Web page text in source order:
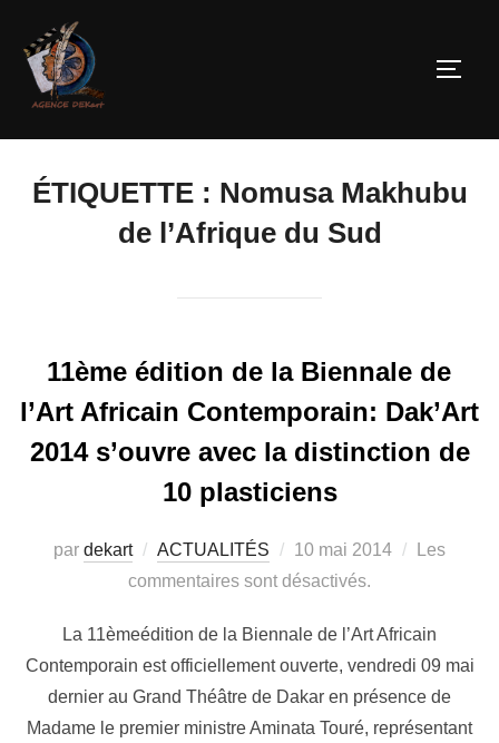
ÉTIQUETTE : Nomusa Makhubu
de l’Afrique du Sud
11ème édition de la Biennale de
l’Art Africain Contemporain: Dak’Art
2014 s’ouvre avec la distinction de
10 plasticiens
par dekart ACTUALITÉS 10 mai 2014
Les
commentaires sont désactivés.
La 11èmeédition de la Biennale de l’Art Africain
Contemporain est officiellement ouverte, vendredi 09 mai
dernier au Grand Théâtre de Dakar en présence de
Madame le premier ministre Aminata Touré, représentant